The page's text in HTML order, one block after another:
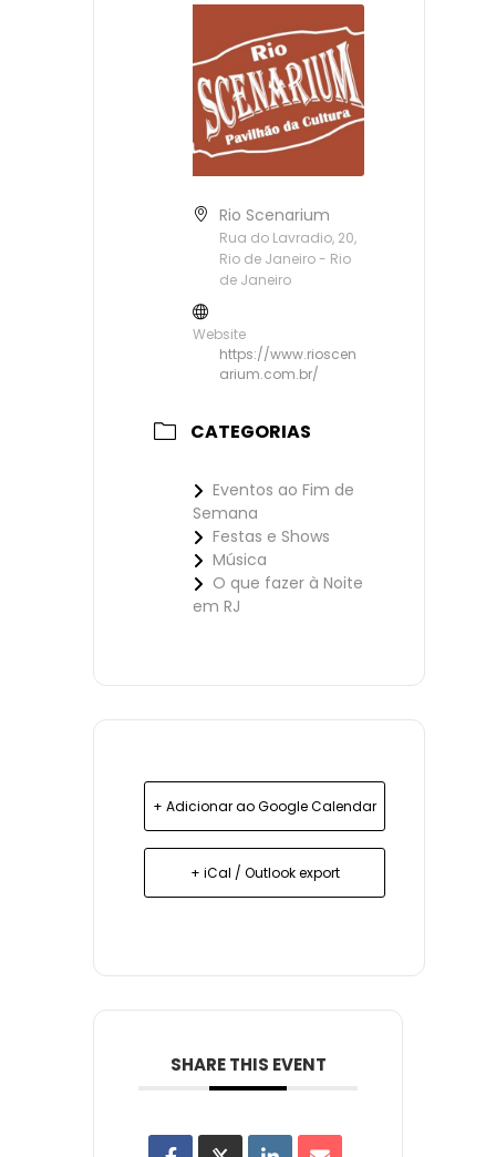
Rio Scenarium
Rua do Lavradio, 20,
Rio de Janeiro - Rio
de Janeiro
Website
https://www.rioscen
arium.com.br/
CATEGORIAS
Eventos ao Fim de
Semana
Festas e Shows
Música
O que fazer à Noite
em RJ
+ Adicionar ao Google Calendar
+ iCal / Outlook export
SHARE THIS EVENT